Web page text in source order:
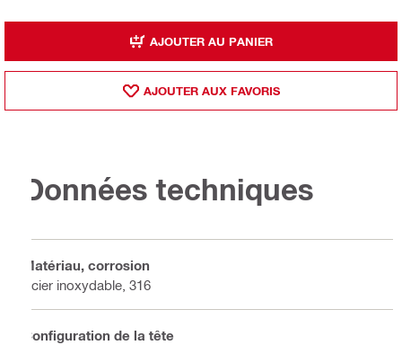
AJOUTER AU PANIER
AJOUTER AUX FAVORIS
Données techniques
Matériau, corrosion
Acier inoxydable, 316
Configuration de la tête